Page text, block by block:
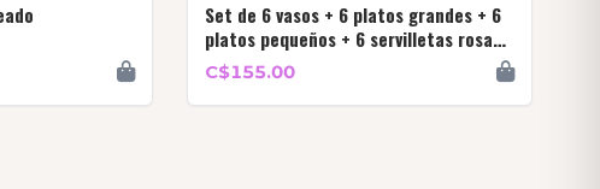
Set de 6 vasos + 6 platos grandes + 6
platos pequeños + 6 servilletas rosado
y dorado
C$155.00